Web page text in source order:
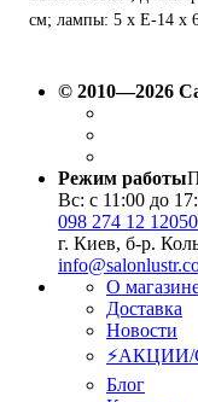
см; лампы: 5 х Е-14 х
© 2010—2026
Режим работы
Вс: с 11:00 до
098 274 12 12
г. Киев, б-р.
О
Доставка
Новости
Блог